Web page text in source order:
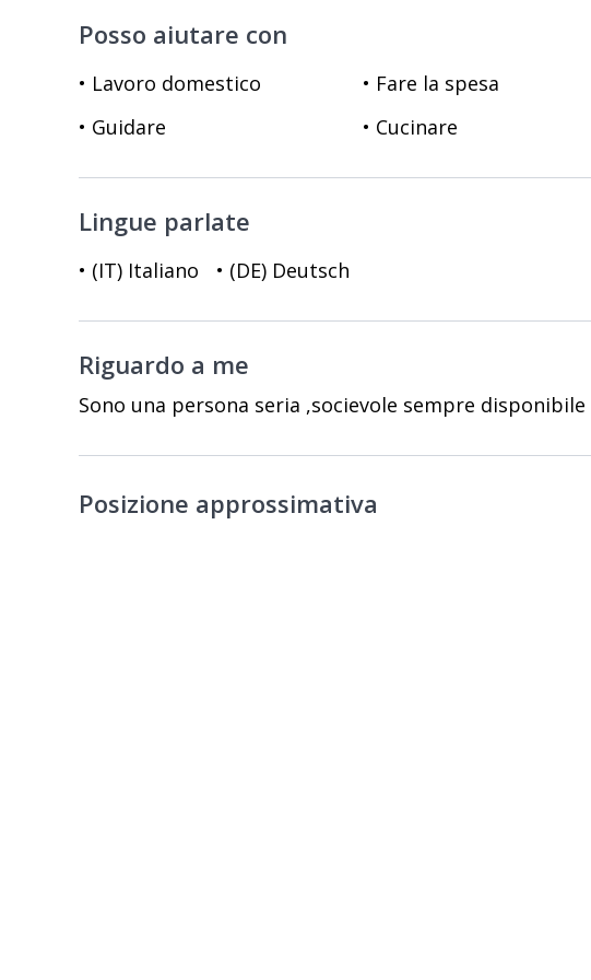
Posso aiutare con
• Lavoro domestico • Fare la spesa
• Guidare
• Cucinare
Lingue parlate
• (IT) Italiano • (DE) Deutsch
Riguardo a me
Sono una persona seria ,socievole sempre disponibile
Posizione approssimativa